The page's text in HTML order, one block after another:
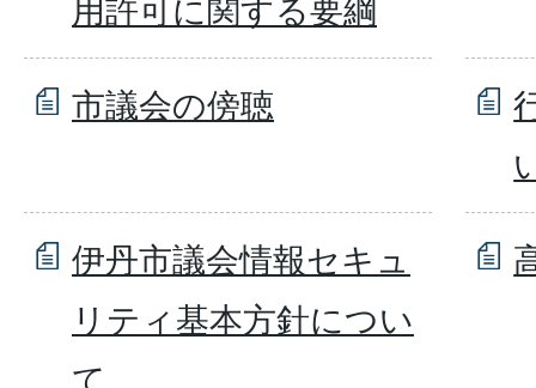
用許可に関する要綱
市議会の傍聴
伊丹市議会情報セキュ
リティ基本方針につい
て